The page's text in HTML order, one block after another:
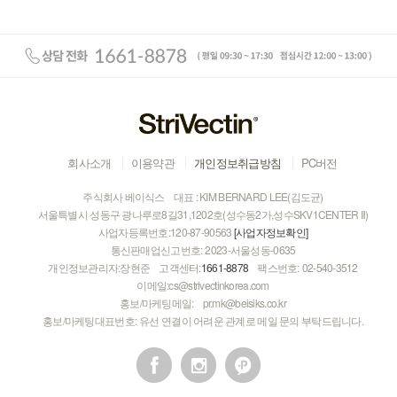
회사소개 이용약관 개인정보취급방침 PC버전
주식회사 베이식스
대표 : KIM BERNARD LEE(김도균)
서울특별시 성동구 광나루로8길31,1202호(성수동2가,성수SKV1CENTER Ⅱ)
사업자등록번호:120-87-90563[사업자정보확인]
통신판매업신고번호:2023-서울성동-0635
개인정보관리자:장현준
고객센터:1661-8878 팩스번호:02-540-3512
이메일:cs@strivectinkorea.com
홍보/마케팅메일:
pr.mk@beisiks.co.kr
홍보/마케팅대표번호: 유선 연결이 어려운 관계로 메일 문의 부탁드립니다.